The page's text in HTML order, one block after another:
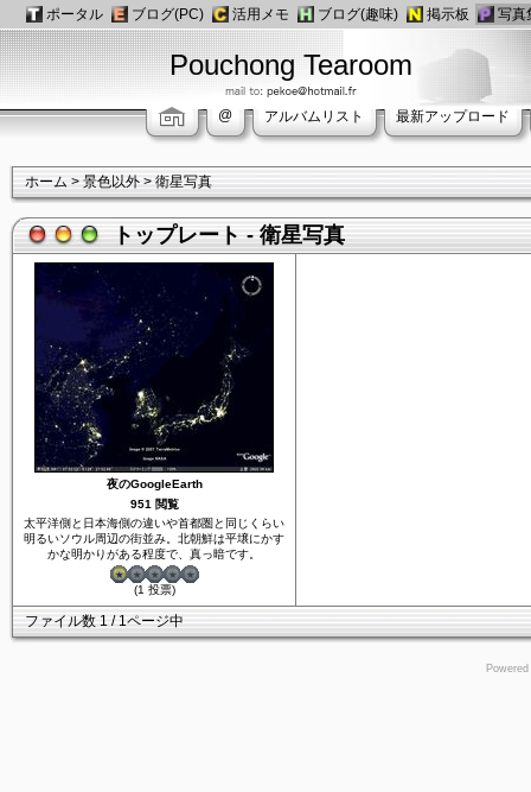
Pouchong Tearoom
@ アルバムリスト 最新アップロード
ホーム>景色以外>衛星写真
トップレート - 衛星写真
夜のGoogleEarth
951 閲覧
太平洋側と日本海側の違いや首都圏と同じくらい
明るいソウル周辺の街並み。北朝鮮は平壌にかす
かな明かりがある程度で、真っ暗です。
(1 投票)
ファイル数 1 / 1ページ中
ポータル ブログ(PC) 活用メモ ブログ(趣味) 掲示板 写真